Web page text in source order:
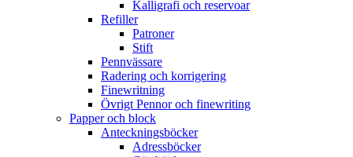
Kalligrafi och reservoar
Refiller
Patroner
Stift
Pennvässare
Radering och korrigering
Finewritning
Övrigt Pennor och finewriting
Papper och block
Anteckningsböcker
Adressböcker